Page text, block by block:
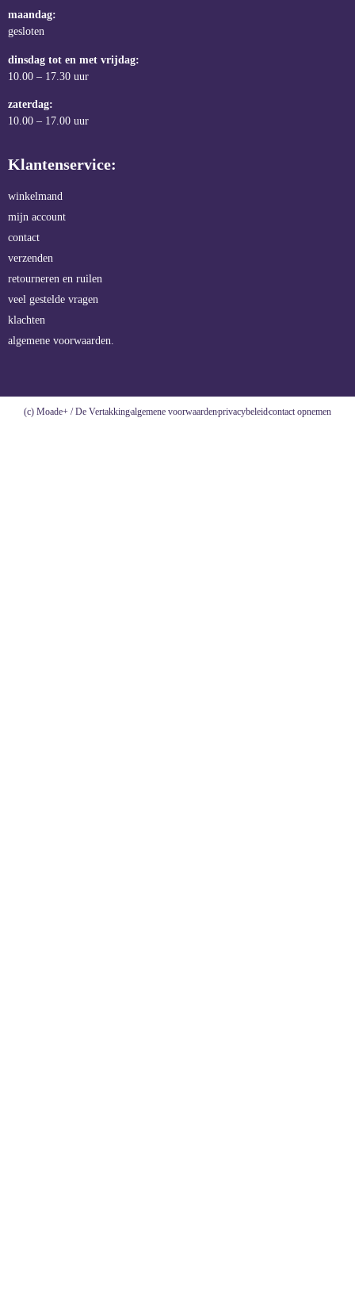
maandag:
gesloten
dinsdag tot en met vrijdag:
10.00 – 17.30 uur
zaterdag:
10.00 – 17.00 uur
Klantenservice:
winkelmand
mijn account
contact
verzenden
retourneren en ruilen
veel gestelde vragen
klachten
algemene voorwaarden.
(c) Moade+ / De Vertakkingalgemene voorwaardenprivacybeleidcontact opnemen